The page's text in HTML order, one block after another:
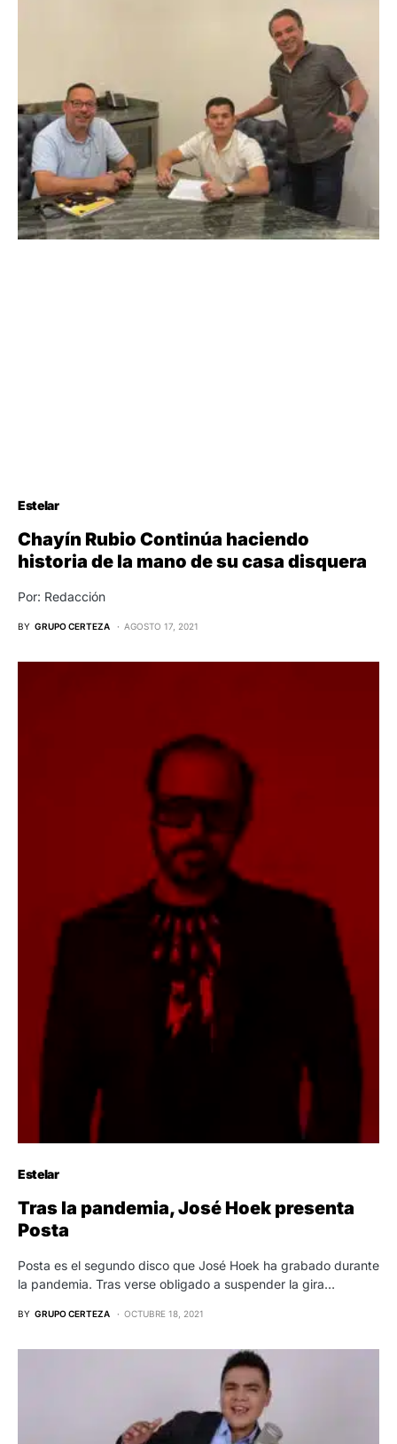
Estelar
Chayín Rubio Continúa haciendo
historia de la mano de su casa disquera
Por: Redacción
BY GRUPO CERTEZA AGOSTO 17, 2021
Estelar
Tras la pandemia, José Hoek presenta
Posta
Posta es el segundo disco que José Hoek ha grabado durante
la pandemia. Tras verse obligado a suspender la gira…
BY GRUPO CERTEZA OCTUBRE 18, 2021